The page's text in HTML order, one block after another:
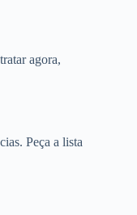
agora,
Peça a lista